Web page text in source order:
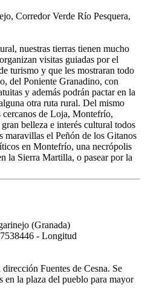
Corredor Verde Río Pesquera,
nuestras tierras tienen mucho
visitas guiadas por el
turismo y que les mostraran todo
del Poniente Granadino, con
y además podrán pactar en la
otra ruta rural. Del mismo
de Loja, Montefrío,
belleza e interés cultural todos
maravillas el Peñón de los Gitanos
en Montefrío, una necrópolis
la Sierra Martilla, o pasear por la
(Granada)
- Longitud
Fuentes de Cesna. Se
en la plaza del pueblo para mayor